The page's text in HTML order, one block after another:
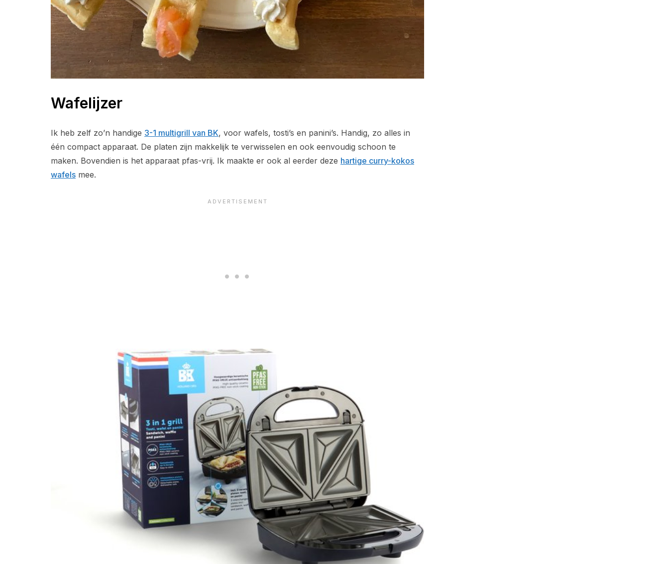
Wafelijzer
Ik heb zelf zo’n handige 3-1 multigrill van BK, voor wafels, tosti’s en panini’s. Handig, zo alles in
één compact apparaat. De platen zijn makkelijk te verwisselen en ook eenvoudig schoon te
maken. Bovendien is het apparaat pfas-vrij. Ik maakte er ook al eerder deze hartige curry-kokos
wafels mee.